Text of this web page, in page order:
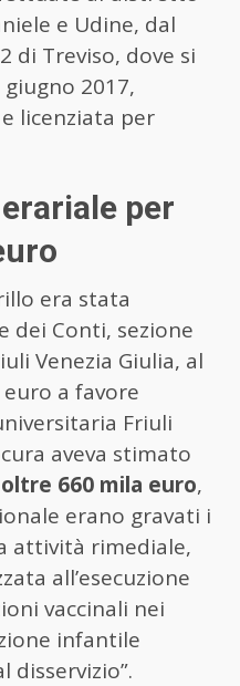
e Udine, dal
di Treviso, dove si
2017,
licenziata per
per
era stata
dei Conti, sezione
Venezia Giulia, al
a favore
Friuli
aveva stimato
660 mila euro,
erano gravati i
attività rimediale,
all’esecuzione
vaccinali nei
infantile
disservizio”.